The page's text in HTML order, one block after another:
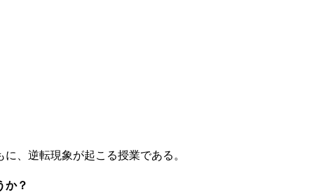
、逆転現象が起こる授業である。
か？